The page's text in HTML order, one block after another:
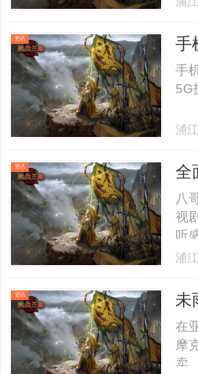
手
资讯 手
手
5G
浦
资讯 全
八
视
听
浦
资讯
未
资
在
摩
卖